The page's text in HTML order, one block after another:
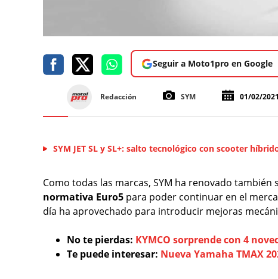
Seguir a Moto1pro en Google
Redacción SYM 01/02/2021
SYM JET SL y SL+: salto tecnológico con scooter
Como todas las marcas, SYM ha renovado
normativa Euro5 para poder continuar en el
día ha aprovechado para introducir mejoras
No te pierdas: KYMCO sorprende con 4
Te puede interesar: Nueva Yamaha TMAX